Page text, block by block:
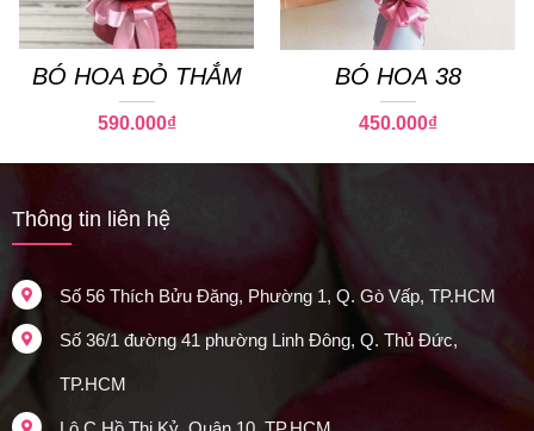
BÓ HOA ĐỎ THẮM
590.000₫
BÓ HOA 38
450.000₫
Thông tin liên hệ
Số 56 Thích Bửu Đăng, Phường 1, Q. Gò Vấp, TP.HCM
Số 36/1 đường 41 phường Linh Đông, Q. Thủ Đức,
TP.HCM